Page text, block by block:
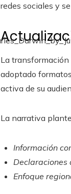
redes sociales y
La
adoptado
activa de su
La narrativa
Información
Declaraciones
Enfoque